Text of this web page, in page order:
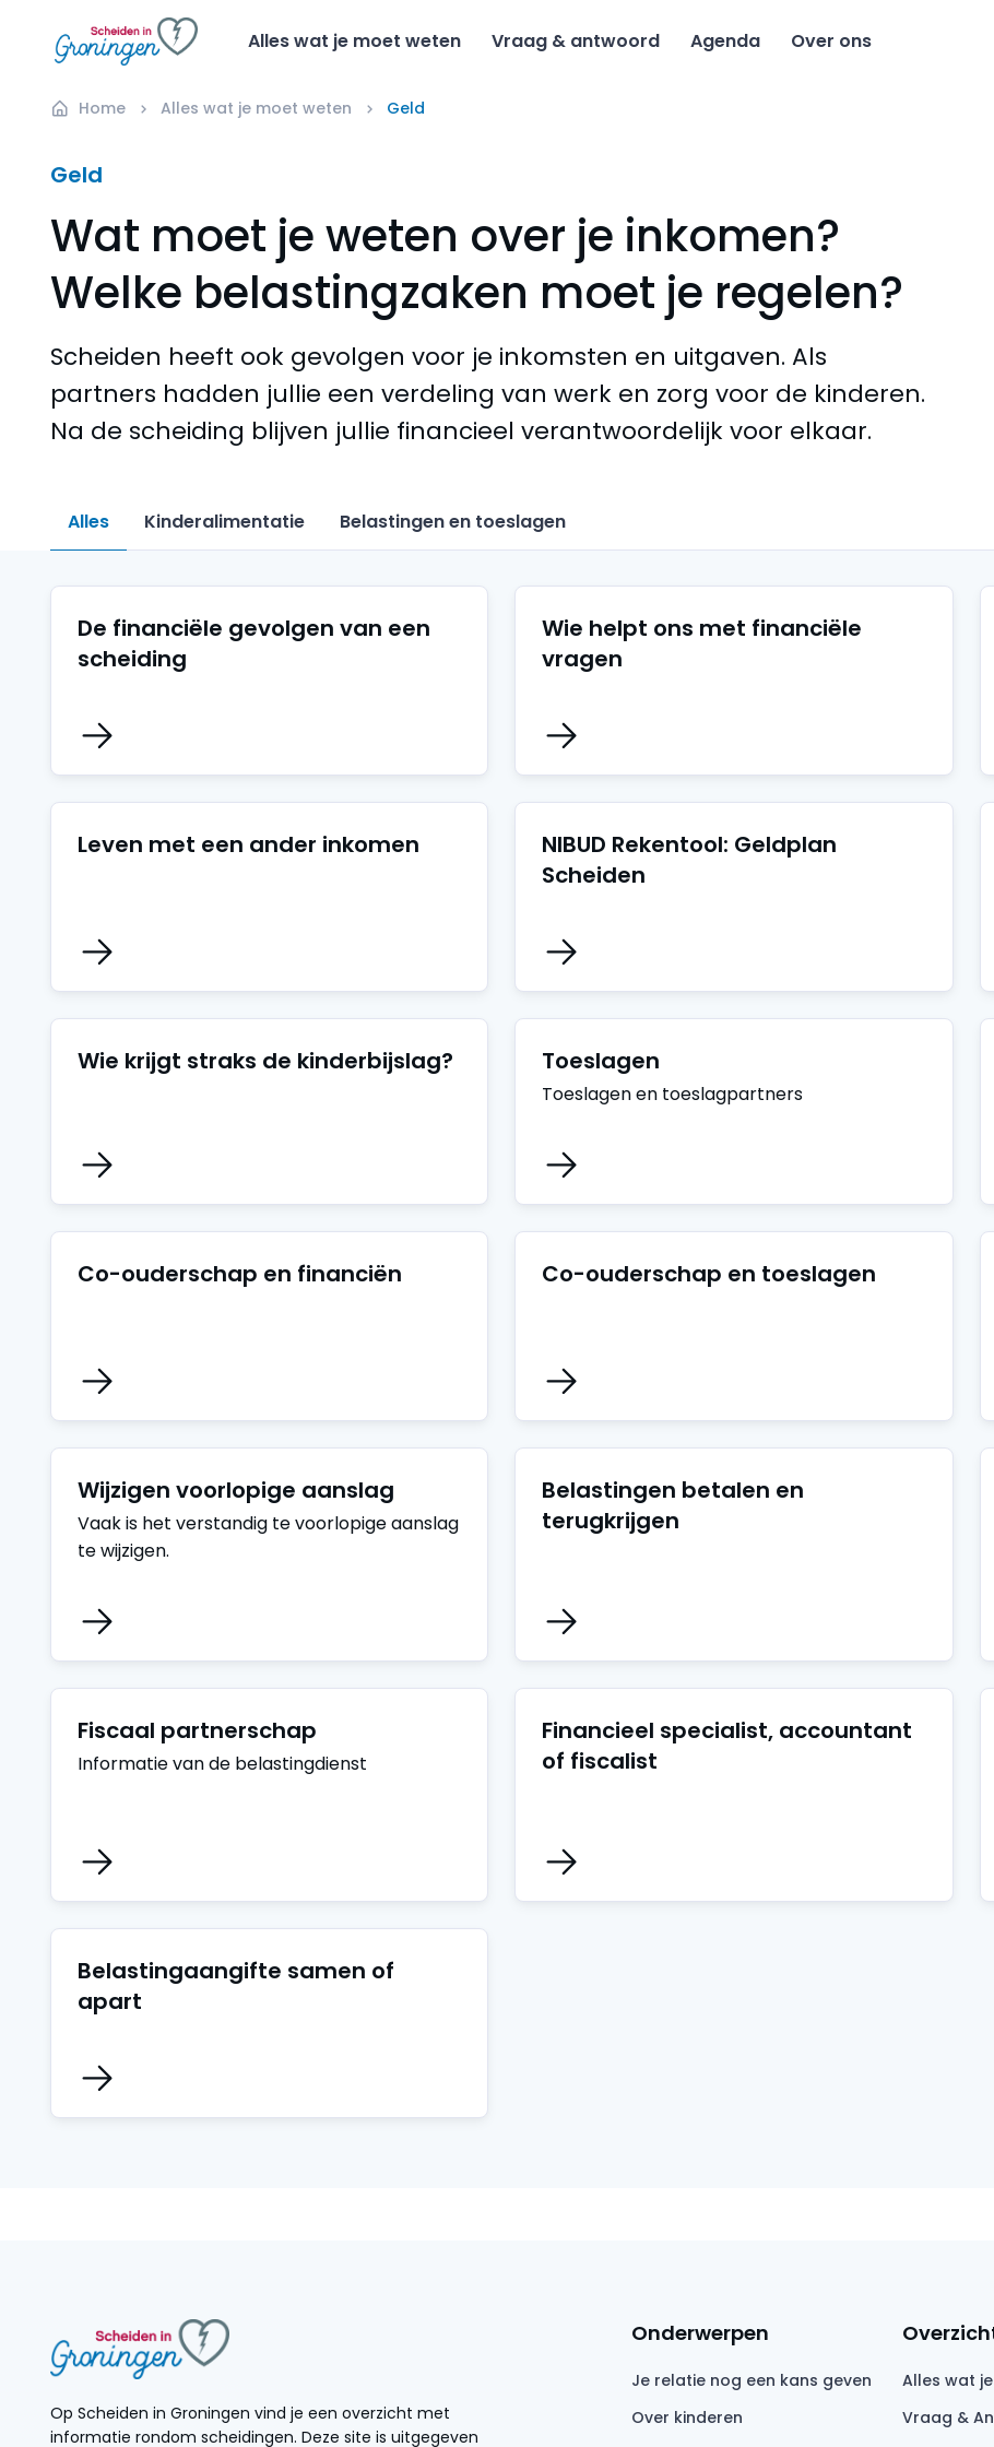
Alles wat je moet weten Vraag & antwoord Agenda Over ons
Home Alles wat je moet weten Geld
Geld
Wat moet je weten over je inkomen?
Welke belastingzaken moet je regelen?
Scheiden heeft ook gevolgen voor je inkomsten en uitgaven. Als
partners hadden jullie een verdeling van werk en zorg voor de kinderen.
Na de scheiding blijven jullie financieel verantwoordelijk voor elkaar.
Alles Kinderalimentatie Belastingen en toeslagen
De financiële gevolgen van een
scheiding
Wie helpt ons met financiële
vragen
Leven met een ander inkomen
NIBUD Rekentool: Geldplan
Scheiden
Wie krijgt straks de kinderbijslag? Toeslagen
Toeslagen en toeslagpartners
Co-ouderschap en financiën Co-ouderschap en toeslagen
Wijzigen voorlopige aanslag
Vaak is het verstandig te voorlopige aanslag
te wijzigen.
Belastingen betalen en
terugkrijgen
Fiscaal partnerschap
Informatie van de belastingdienst
Financieel specialist, accountant
of fiscalist
Belastingaangifte samen of
apart
Op Scheiden in Groningen vind je een overzicht met
informatie rondom scheidingen. Deze site is uitgegeven
Onderwerpen
Je relatie nog een kans geven
Over kinderen
Alles wat
Vraag &